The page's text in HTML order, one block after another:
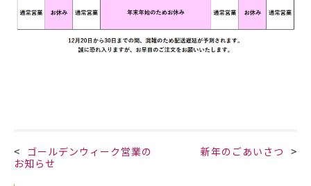
ゴールデンウィーク営業の
お知らせ
新年のごあいさつ